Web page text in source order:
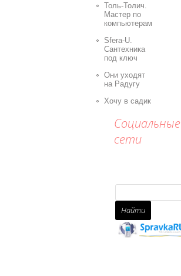
Толь-Толич.
Мастер по
компьютерам
Sfera-U.
Сантехника
под ключ
Они уходят
на Радугу
Хочу в садик
Социальные
сети